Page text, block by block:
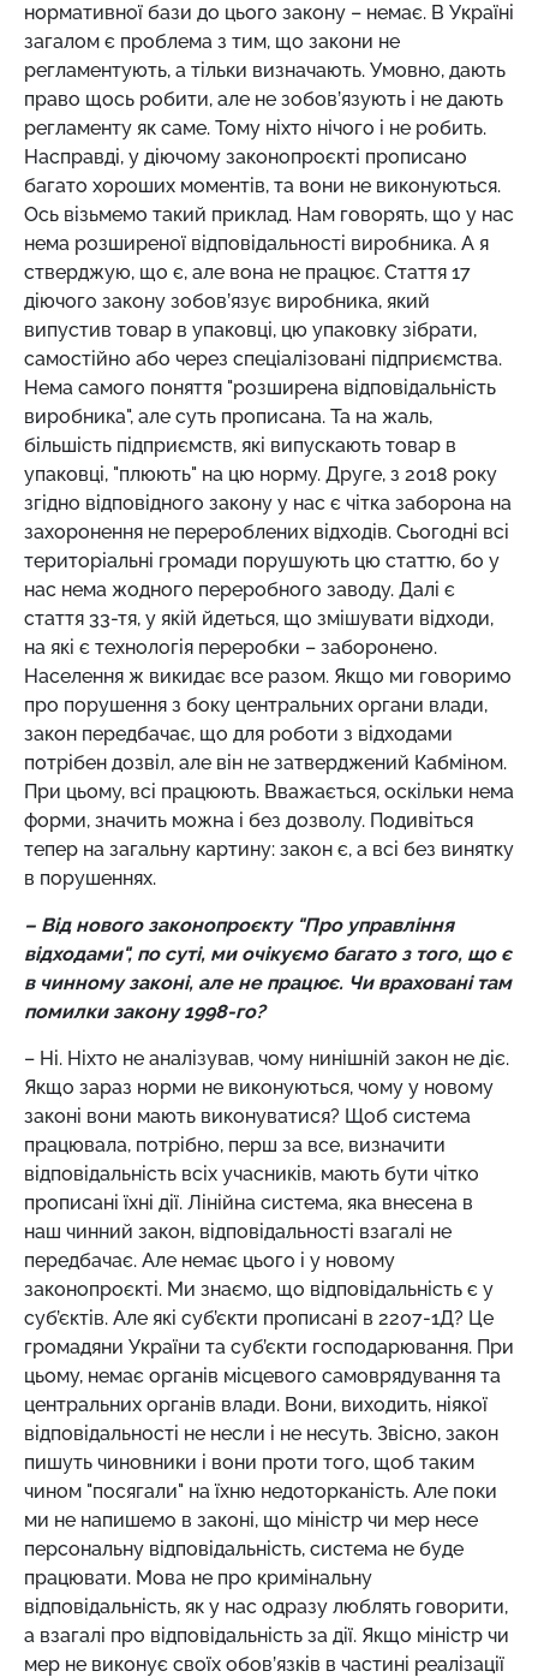
нормативної бази до цього закону – немає. В Україні
загалом є проблема з тим, що закони не
регламентують, а тільки визначають. Умовно, дають
право щось робити, але не зобов’язують і не дають
регламенту як саме. Тому ніхто нічого і не робить.
Насправді, у діючому законопроєкті прописано
багато хороших моментів, та вони не виконуються.
Ось візьмемо такий приклад. Нам говорять, що у нас
нема розширеної відповідальності виробника. А я
стверджую, що є, але вона не працює. Стаття 17
діючого закону зобов’язує виробника, який
випустив товар в упаковці, цю упаковку зібрати,
самостійно або через спеціалізовані підприємства.
Нема самого поняття "розширена відповідальність
виробника", але суть прописана. Та на жаль,
більшість підприємств, які випускають товар в
упаковці, "плюють" на цю норму. Друге, з 2018 року
згідно відповідного закону у нас є чітка заборона на
захоронення не перероблених відходів. Сьогодні всі
територіальні громади порушують цю статтю, бо у
нас нема жодного переробного заводу. Далі є
стаття 33-тя, у якій йдеться, що змішувати відходи,
на які є технологія переробки – заборонено.
Населення ж викидає все разом. Якщо ми говоримо
про порушення з боку центральних органи влади,
закон передбачає, що для роботи з відходами
потрібен дозвіл, але він не затверджений Кабміном.
При цьому, всі працюють. Вважається, оскільки нема
форми, значить можна і без дозволу. Подивіться
тепер на загальну картину: закон є, а всі без винятку
в порушеннях.
– Від нового законопроєкту "Про управління
відходами", по суті, ми очікуємо багато з того, що є
в чинному законі, але не працює. Чи враховані там
помилки закону 1998-го?
– Ні. Ніхто не аналізував, чому нинішній закон не діє.
Якщо зараз норми не виконуються, чому у новому
законі вони мають виконуватися? Щоб система
працювала, потрібно, перш за все, визначити
відповідальність всіх учасників, мають бути чітко
прописані їхні дії. Лінійна система, яка внесена в
наш чинний закон, відповідальності взагалі не
передбачає. Але немає цього і у новому
законопроєкті. Ми знаємо, що відповідальність є у
суб’єктів. Але які суб’єкти прописані в 2207-1Д? Це
громадяни України та суб’єкти господарювання. При
цьому, немає органів місцевого самоврядування та
центральних органів влади. Вони, виходить, ніякої
відповідальності не несли і не несуть. Звісно, закон
пишуть чиновники і вони проти того, щоб таким
чином "посягали" на їхню недоторканість. Але поки
ми не напишемо в законі, що міністр чи мер несе
персональну відповідальність, система не буде
працювати. Мова не про кримінальну
відповідальність, як у нас одразу люблять говорити,
а взагалі про відповідальність за дії. Якщо міністр чи
мер не виконує своїх обов’язків в частині реалізації